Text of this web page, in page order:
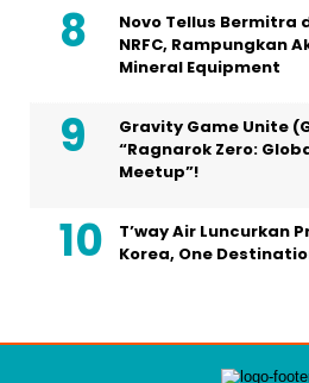
Novo Tellus Bermitra
NRFC, Rampungkan
Mineral Equipment
Gravity Game Unite
“Ragnarok Zero:
Meetup”!
T’way Air Luncurkan
Korea, One